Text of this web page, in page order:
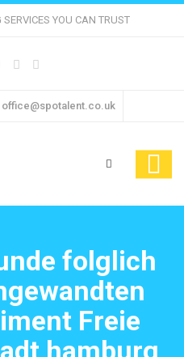
YOU CAN TRUST
office@spotalent.co.uk
folglich
Freie
hamburg